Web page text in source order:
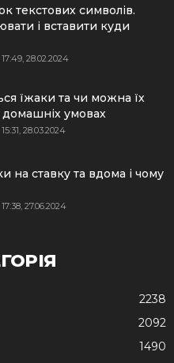
текстових символів.
і вставити куди
17:49, 28.02.2024
їжаки та чи можна їх
умовах
15:31, 28.03.2024
на ставку та вдома і чому
17:38, 27.06.2024
2238
2092
1490